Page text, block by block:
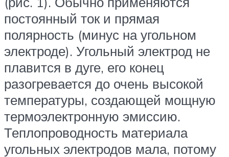
постоянный ток и прямая
полярность (минус на угольном
электроде). Угольный электрод не
плавится в дуге, его конец
разогревается до очень высокой
температуры, создающей мощную
термоэлектронную эмиссию.
Теплопроводность материала
угольных электродов мала, потому